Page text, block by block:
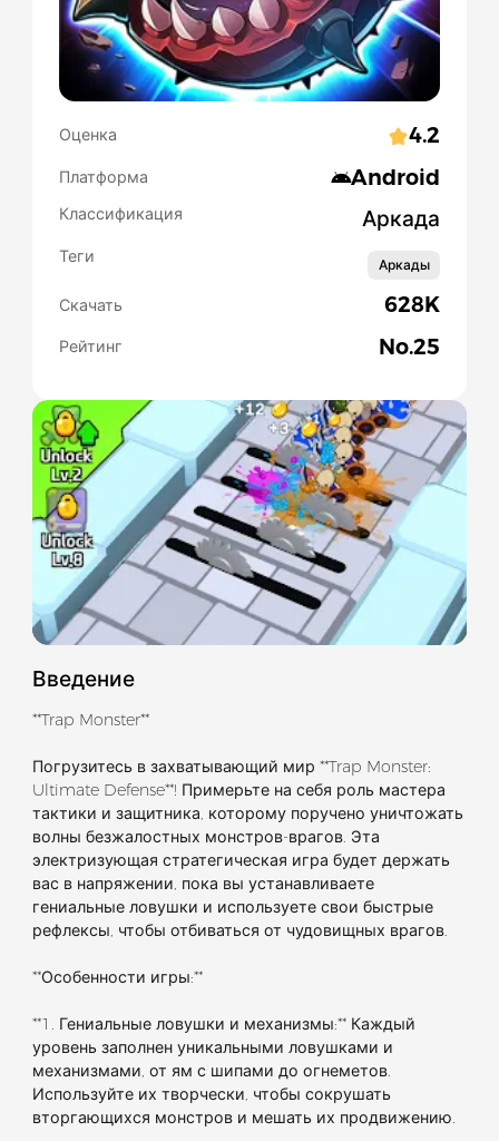
Slide 1 of 5
Введение
**Trap Monster**
Погрузитесь в захватывающий мир **Trap Monster:
Ultimate Defense**! Примерьте на себя роль мастера
тактики и защитника, которому поручено уничтожать
волны безжалостных монстров-врагов. Эта
электризующая стратегическая игра будет держать
вас в напряжении, пока вы устанавливаете
гениальные ловушки и используете свои быстрые
рефлексы, чтобы отбиваться от чудовищных врагов.
**Особенности игры:**
**1. Гениальные ловушки и механизмы:** Каждый
уровень заполнен уникальными ловушками и
механизмами, от ям с шипами до огнеметов.
Используйте их творчески, чтобы сокрушать
вторгающихся монстров и мешать их продвижению.
Оценка 4.2
Платформа Android
Классификация Аркада
Теги Аркады
Скачать 628K
Рейтинг No.25